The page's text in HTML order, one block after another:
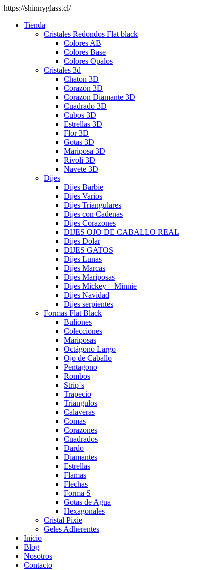
https://shinnyglass.cl/
Tienda
Cristales Redondos Flat black
Colores AB
Colores Base
Colores Opalos
Cristales 3d
Chaton 3D
Corazón 3D
Corazon Diamante 3D
Cuadrado 3D
Cubos 3D
Estrellas 3D
Flor 3D
Gotas 3D
Mariposa 3D
Rivoli 3D
Navete 3D
Dijes
Dijes Barbie
Dijes Varios
Dijes Triangulares
Dijes con Cadenas
Dijes Corazones
DIJES OJO DE CABALLO REAL
Dijes Dolar
DIJES GATOS
Dijes Lunas
Dijes Marcas
Dijes Mariposas
Dijes Mickey – Minnie
Dijes Navidad
Dijes serpientes
Formas Flat Black
Buliones
Colecciones
Mariposas
Octágono Largo
Ojo de Caballo
Pentagono
Rombos
Strip´s
Trapecio
Triangulos
Calaveras
Comas
Corazones
Cuadrados
Dardo
Diamantes
Estrellas
Flamas
Flechas
Forma S
Gotas de Agua
Hexagonales
Cristal Pixie
Geles Adherentes
Inicio
Blog
Nosotros
Contacto